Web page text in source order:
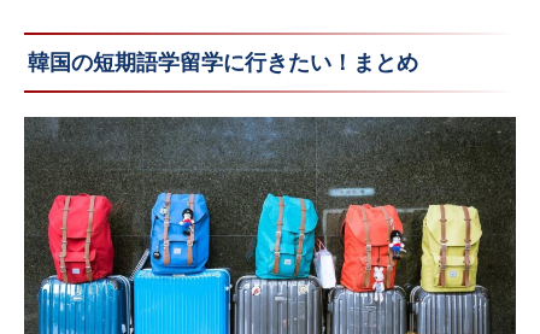
韓国の短期語学留学に行きたい！まとめ